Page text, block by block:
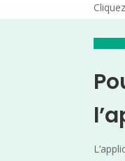
Cliquez